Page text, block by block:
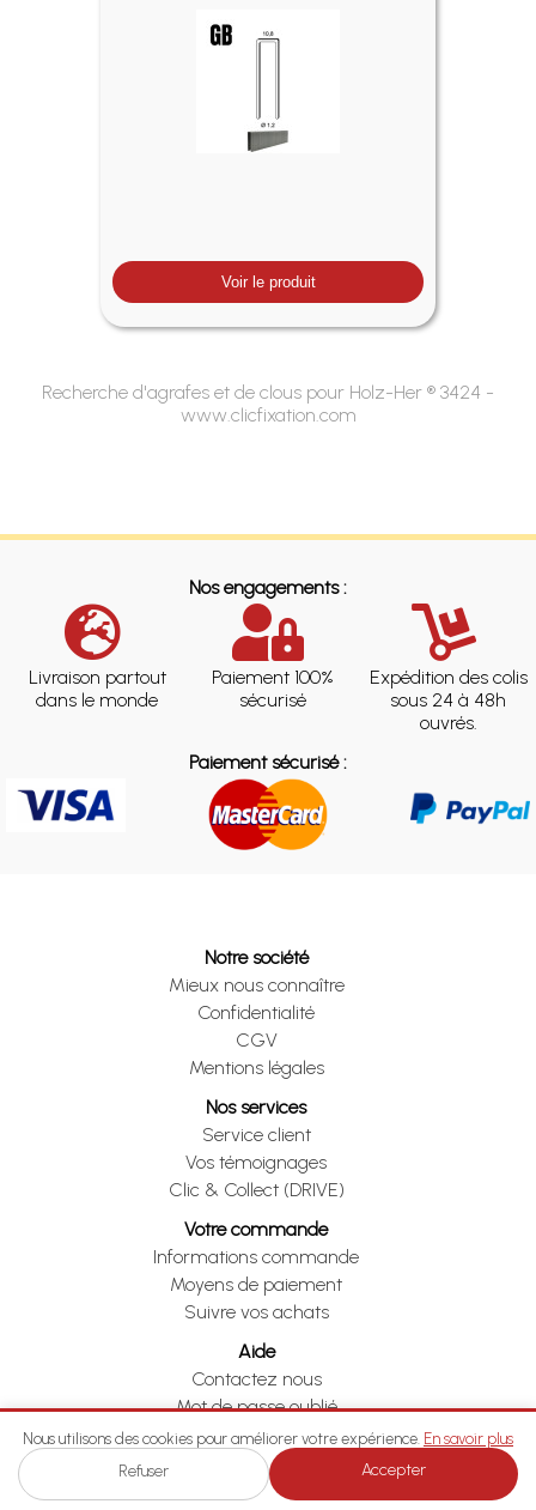
Voir le produit
Recherche d'agrafes et de clous pour Holz-Her ® 3424 -
www.clicfixation.com
Nos engagements :
Livraison partout
dans le monde
Paiement 100%
sécurisé
Expédition des colis
sous 24 à 48h
ouvrés.
Paiement sécurisé :
Notre société
Mieux nous connaître
Confidentialité
CGV
Mentions légales
Nos services
Service client
Vos témoignages
Clic & Collect (DRIVE)
Votre commande
Informations commande
Moyens de paiement
Suivre vos achats
Aide
Contactez nous
Mot de passe oublié
Je me rétracte
Je me rétracte
Nous utilisons des cookies pour améliorer votre expérience. En savoir plus
Refuser Accepter